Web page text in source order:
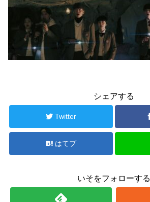
シェアする
Twitter
はてブ
いそをフォローする